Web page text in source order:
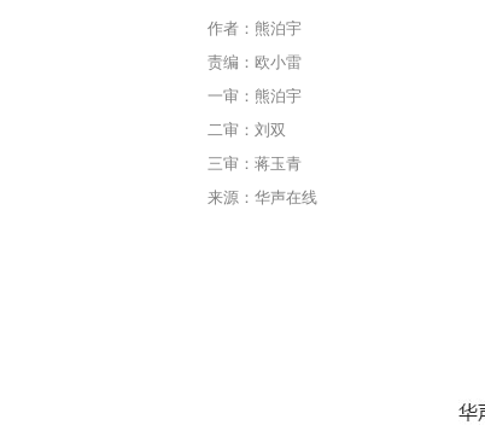
作者：熊泊宇
责编：欧小雷
一审：熊泊宇
二审：刘双
三审：蒋玉青
来源：华声在线